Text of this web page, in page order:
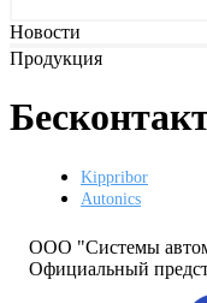
Новости
Продукция
Kippribor
Autonics
ООО "Системы
Официальный